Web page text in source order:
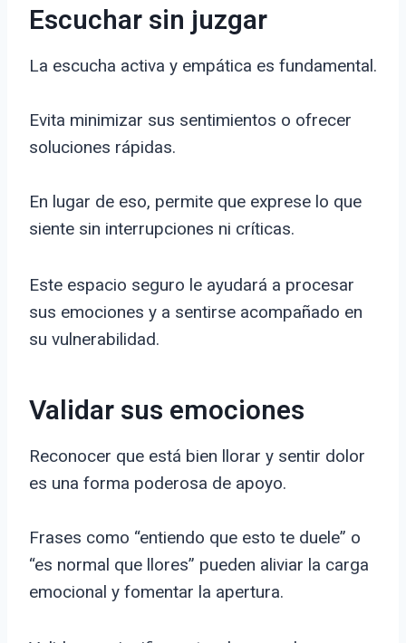
Escuchar sin juzgar
La escucha activa y empática es fundamental.
Evita minimizar sus sentimientos o ofrecer
soluciones rápidas.
En lugar de eso, permite que exprese lo que
siente sin interrupciones ni críticas.
Este espacio seguro le ayudará a procesar
sus emociones y a sentirse acompañado en
su vulnerabilidad.
Validar sus emociones
Reconocer que está bien llorar y sentir dolor
es una forma poderosa de apoyo.
Frases como “entiendo que esto te duele” o
“es normal que llores” pueden aliviar la carga
emocional y fomentar la apertura.